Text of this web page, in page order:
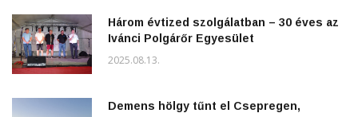
Három évtized szolgálatban – 30 éves az
Ivánci Polgárőr Egyesület
2025.08.13.
Demens hölgy tűnt el Csepregen,